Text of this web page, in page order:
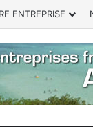
ENTREPRISE